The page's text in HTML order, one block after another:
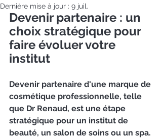
Dernière mise à jour : 9 juil.
Devenir partenaire : un
choix stratégique pour
faire évoluer votre
institut
Devenir partenaire d'une marque de
cosmétique professionnelle, telle
que Dr Renaud, est une étape
stratégique pour un institut de
beauté, un salon de soins ou un spa.